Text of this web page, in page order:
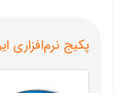
پکیج نرم‌افزاری